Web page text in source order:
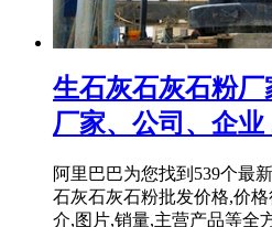
生石灰石灰石粉
厂家、公司、企业
阿里巴巴为您找到539个最
石灰石灰石粉批发价格,价
介,图片,销量,主营产品等全